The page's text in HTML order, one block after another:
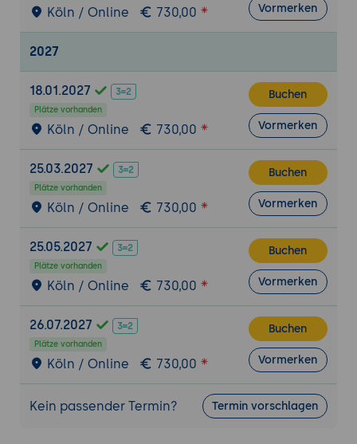
kontinuierlichen Optimierung physischer
Systeme
Bedeutung von Feedbackschleifen und
selbstlernenden Steuerungssystemen
Methoden zur Modellanpassung und
kontinuierlichen Verbesserung
Strategien zur Reduktion von
Systemausfällen und Verbesserung der
Betriebseffizienz
Sicherheitsaspekte und Risikomanagement
Analyse potenzieller Sicherheitsrisiken in
Physical AI-Anwendungen
Implementierung von
Sicherheitsrichtlinien und
Zugriffskontrollen in hybriden Systemen
Bedeutung von Fail-Safe-Mechanismen
und redundanten Systemen
Strategien zur Risikominderung und
Einhaltung regulatorischer Vorgaben
Integration in Geschäftsprozesse und
Köln / Online 730,00 Vormerken
2027
18.01.2027
Plätze vorhanden
Köln / Online 730,00
Buchen
Vormerken
25.03.2027
Plätze vorhanden
Köln / Online 730,00
Buchen
Vormerken
25.05.2027
Plätze vorhanden
Köln / Online 730,00
Buchen
Vormerken
26.07.2027
Plätze vorhanden
Köln / Online 730,00
Buchen
Vormerken
Kein passender Termin? Termin vorschlagen